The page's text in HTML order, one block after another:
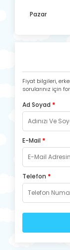
Pazar
Fiyat bilgileri,
sorularınız için
Ad Soyad *
E-Mail *
Telefon *